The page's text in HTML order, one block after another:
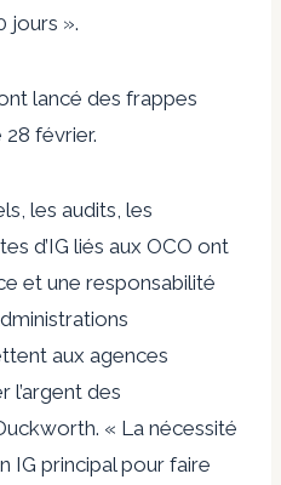
jours ».
lancé des frappes
28 février.
les audits, les
d’IG liés aux OCO ont
et une responsabilité
aux agences
l’argent des
« La nécessité
IG principal pour faire